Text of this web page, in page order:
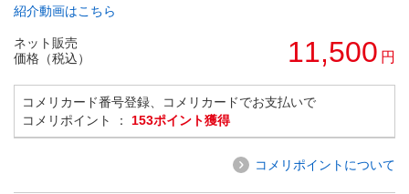
紹介動画はこちら
ネット販売
価格（税込）
11,500 円
コメリカード番号登録、コメリカードでお支払いで
コメリポイント ： 153ポイント獲得
コメリポイントについて